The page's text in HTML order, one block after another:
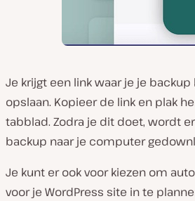
Je krijgt een link waar je je
opslaan. Kopieer de link en plak
tabblad. Zodra je dit doet, wordt
backup naar je computer
Je kunt er ook voor kiezen om
voor je WordPress site in te